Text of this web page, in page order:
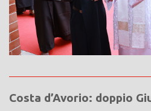
Costa d’Avorio: doppio